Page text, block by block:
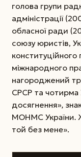
голова групи
адміністрації
обласної ради
союзу юристів,
конституційного
міжнародного
нагороджений
СРСР та чотирма
досягнення»,
МОНМС України.
той без мене».